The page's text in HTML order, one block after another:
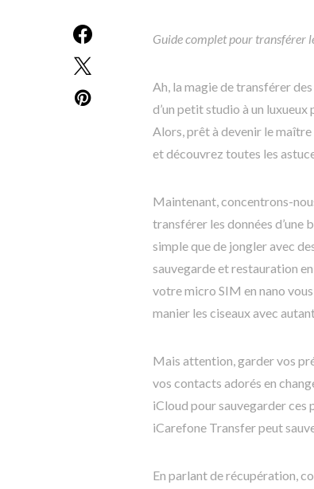
Guide complet pour transférer
Ah, la magie de transférer des
d’un petit studio à un
Alors, prêt à devenir le
et découvrez toutes les
Maintenant, concentrons-
transférer les données d’une
simple que de jongler avec
sauvegarde et restauration
votre micro SIM en nano
manier les ciseaux avec
Mais attention, garder vos
vos contacts adorés en
iCloud pour sauvegarder ces
iCarefone Transfer peut
En parlant de récupération,